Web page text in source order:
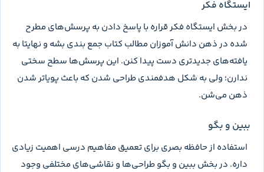
ایستگاه فکر
در بخش ایستگاه فکر قراره با پاسخ دادن به پرسش‌های مطرح
شده در ذهن دانش آموزان مطالب کتاب جمع بندی بشه و نهایتا به
یافته‌های جدیدتری دست پیدا کنن. این پرسش‌ها سطح سختی
ندارن؛ ولی به شکل هدفمندی طراحی شدن که باعث پویاتر شدن
ذهن می‌شن.
ببین و بگو
استفاده از حافظه بصری برای تعمیق مفاهیم درسی اهمیت زیادی
داره. در بخش ببین و بگو طراحی‌ها و نقاشی‌های مختلفی وجود